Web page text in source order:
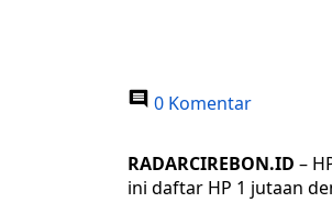
0 Komentar
RADARCIREBON.ID –
ini daftar HP 1 jutaan